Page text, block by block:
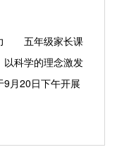
年级家长课
科学的理念激发
9月20日下午开展